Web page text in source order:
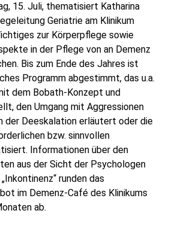
15. Juli, thematisiert Katharina
Geriatrie am Klinikum
zur Körperpflege sowie
in der Pflege von an Demenz
Bis zum Ende des Jahres ist
Programm abgestimmt, das u.a.
dem Bobath-Konzept und
den Umgang mit Aggressionen
der Deeskalation erläutert oder die
bzw. sinnvollen
Informationen über den
aus der Sicht der Psychologen
runden das
im Demenz-Café des Klinikums
ab.